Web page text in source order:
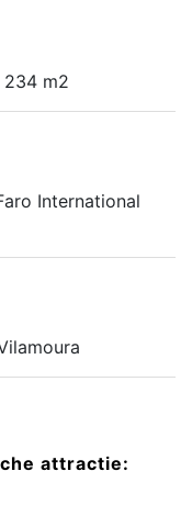
234 m2
International
attractie: